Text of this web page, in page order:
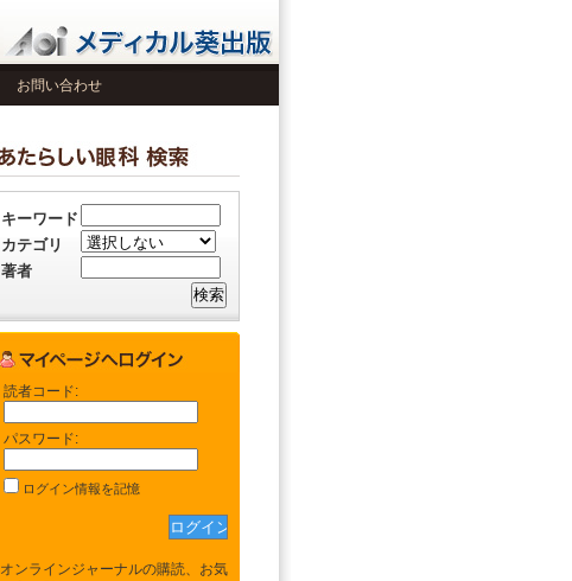
お問い合わせ
キーワード
カテゴリ
著者
読者コード:
パスワード:
ログイン情報を記憶
オンラインジャーナルの購読、お気